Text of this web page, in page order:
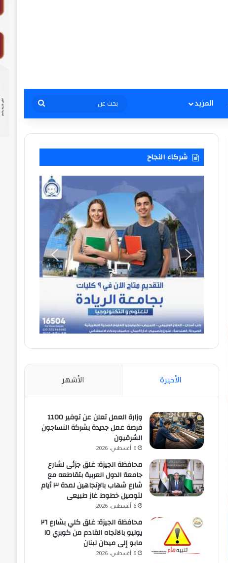
المزيد
بحث
عن
شركاء النجاح
الأخيرة الأشهر
وزارة العمل تعلن عن توفير 1100
فرصة عمل جديدة بشركة النساجون
الشرقيون
6 أغسطس، 2026
محافظة الجيزة: غلق جزئى لشارع
جامعة الدول العربية بتقاطعه مع
شارع شهاب بالإتجاهين لمدة ٣ أيام
لتوصيل خطوط غاز طبيعى
6 أغسطس، 2026
محافظة الجيزة: غلق كلي بشارع ٢٦
يوليو بالاتجاه القادم من كوبري ١٥
مايو إلى ميدان لبنان
6 أغسطس، 2026